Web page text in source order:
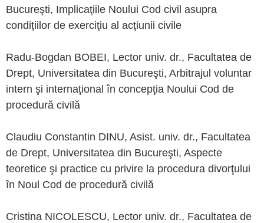
Bucureşti, Implicaţiile Noului Cod civil asupra
condiţiilor de exerciţiu al acţiunii civile
Radu-Bogdan BOBEI, Lector univ. dr., Facultatea de
Drept, Universitatea din Bucureşti, Arbitrajul voluntar
intern şi internaţional în concepţia Noului Cod de
procedură civilă
Claudiu Constantin DINU, Asist. univ. dr., Facultatea
de Drept, Universitatea din Bucureşti, Aspecte
teoretice şi practice cu privire la procedura divorţului
în Noul Cod de procedură civilă
Cristina NICOLESCU, Lector univ. dr., Facultatea de